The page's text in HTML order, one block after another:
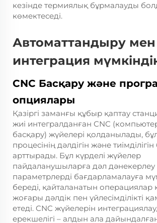
кезінде термиялық бұрмалауды
көмектеседі.
Автоматтандыру мен
интеграция
CNC Басқару және
опциялары
Қазіргі заманғы құбыр қаптау
жиі интегралданған CNC
басқару) жүйелері қолданылады,
процесінің дәлдігін және
арттырады. Бұл күрделі жүйелер
пайдаланушыларға дәл
параметрлерді бағдарламалауға
береді, қайталанатын операциялар
жоғары дәлдік пен үйлесімділікті
етеді. CNC жүйелерін
ерекшелігі – алдын ала